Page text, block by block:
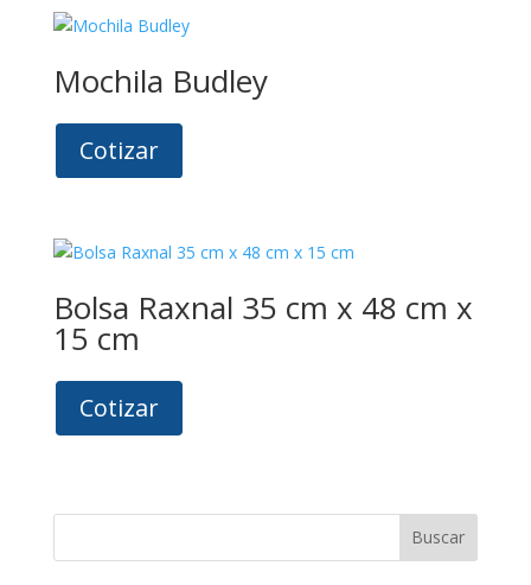
Mochila Budley
Cotizar
Bolsa Raxnal 35 cm x 48 cm x
15 cm
Cotizar
Buscar